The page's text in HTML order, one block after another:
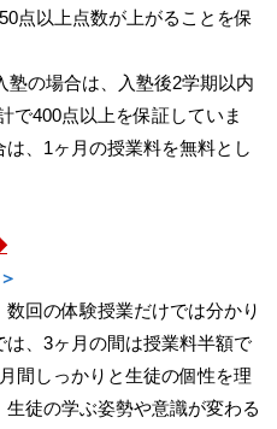
点以上点数が上がることを保
塾の場合は、入塾後2学期以内
で400点以上を保証していま
、1ヶ月の授業料を無料とし
回の体験授業だけでは分かり
、3ヶ月の間は授業料半額で
間しっかりと生徒の個性を理
徒の学ぶ姿勢や意識が変わる